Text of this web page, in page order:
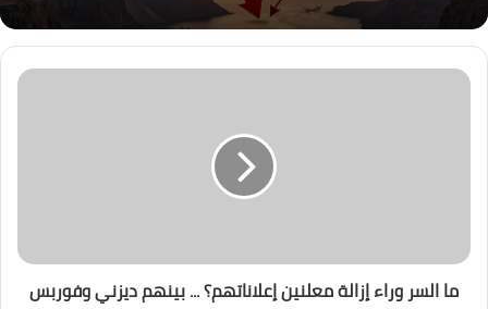
ما السر وراء إزالة معلنين إعلاناتهم؟ ... بينهم ديزني وفوربس